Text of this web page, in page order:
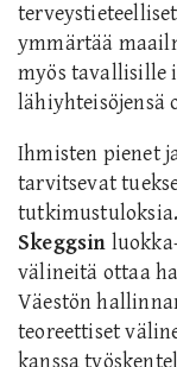
ymmärtää
myös tavallisille
lähiyhteisöjensä
Ihmisten pienet
tarvitsevat
Skeggsin
välineitä ottaa
Väestön
teoreettiset
kanssa